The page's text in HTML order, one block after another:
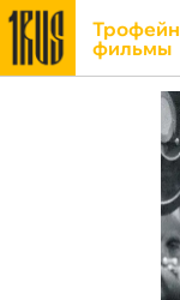
фильмы